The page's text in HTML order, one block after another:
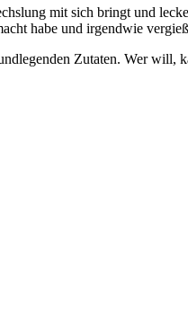
mit sich bringt und
habe und irgendwie
Zutaten. Wer will,